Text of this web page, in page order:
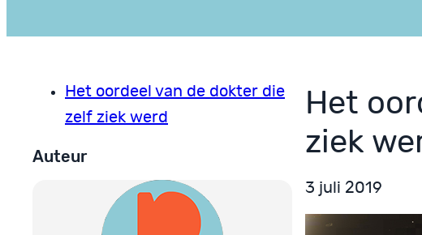
Het oordeel van de dokter die
zelf ziek werd
Auteur
Het
ziek
3 juli 2019